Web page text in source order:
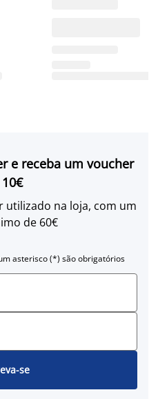
e receba um voucher
utilizado na loja, com um
de 60€
asterisco (*) são obrigatórios
se